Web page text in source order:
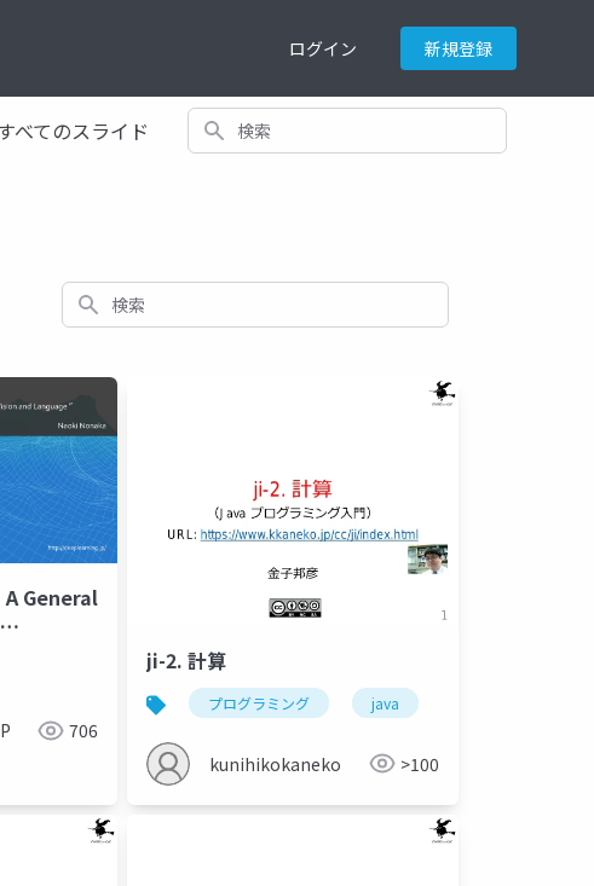
ログイン 新規登録
べてのスライド 検索
検索
論理演算 金子邦彦研究室
General
706
ji-2. 計算
プログラミング java
kunihikokaneko >100